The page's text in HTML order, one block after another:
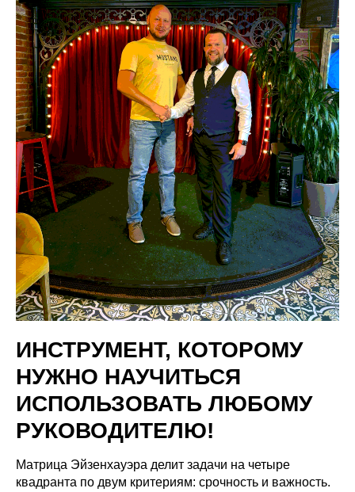
ИНСТРУМЕНТ, КОТОРОМУ
НУЖНО НАУЧИТЬСЯ
ИСПОЛЬЗОВАТЬ ЛЮБОМУ
РУКОВОДИТЕЛЮ!
Матрица Эйзенхауэра делит задачи на четыре
квадранта по двум критериям: срочность и важность.